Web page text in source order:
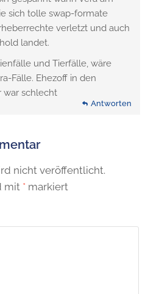
sich tolle swap-formate
verletzt und auch
landet.
und Tierfälle, wäre
Fälle. Ehezoff in den
war schlecht
Antworten
nicht veröffentlicht.
mit * markiert